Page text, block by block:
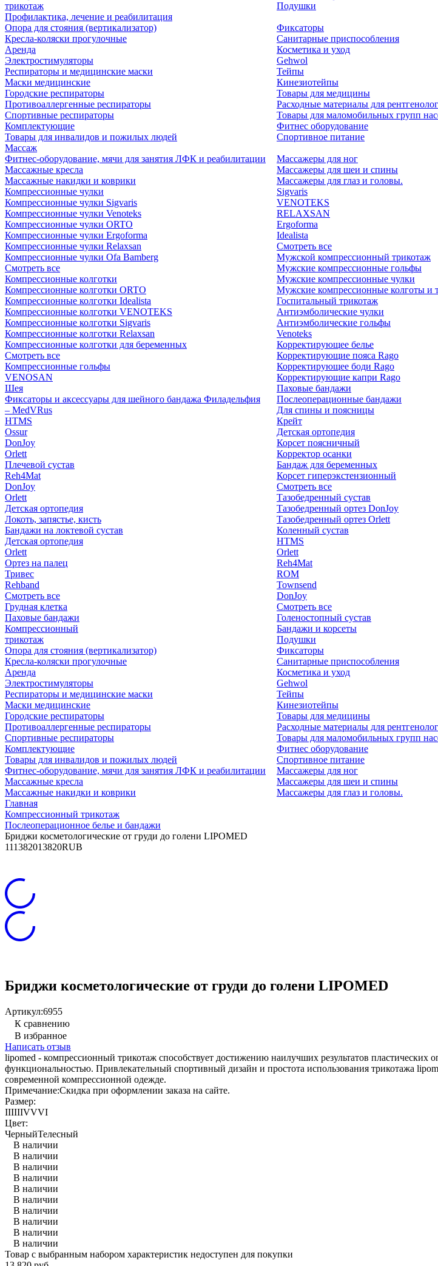
трикотаж
Подушки
Профилактика, лечение и реабилитация
Опора для стояния (вертикализатор)
Кресла-коляски прогулочные
Аренда
Электростимуляторы
Респираторы и медицинские маски
Маски медицинские
Городские респираторы
Противоаллергенные респираторы
Спортивные респираторы
Комплектующие
Товары для инвалидов и пожилых людей
Фиксаторы
Санитарные приспособления
Косметика и уход
Gehwol
Тейпы
Кинезиотейпы
Товары для медицины
Расходные материалы для
Товары для маломобильных групп
Фитнес оборудование
Спортивное питание
Массаж
Фитнес-оборудование, мячи для занятия ЛФК и реабилитации
Массажные кресла
Массажные накидки и коврики
Массажеры для ног
Массажеры для шеи и спины
Массажеры для глаз и головы.
Компрессионные чулки
Компрессионные чулки Sigvaris
Компрессионные чулки Venoteks
Компрессионные чулки ORTO
Компрессионные чулки Ergoforma
Компрессионные чулки Relaxsan
Компрессионные чулки Ofa Bamberg
Смотреть все
Компрессионные колготки
Компрессионные колготки ORTO
Компрессионные колготки Idealista
Компрессионные колготки VENOTEKS
Компрессионные колготки Sigvaris
Компрессионные колготки Relaxsan
Компрессионные колготки для беременных
Смотреть все
Компрессионные гольфы
VENOSAN
Sigvaris
VENOTEKS
RELAXSAN
Ergoforma
Idealista
Смотреть все
Мужской компрессионный трикотаж
Мужские компрессионные гольфы
Мужские компрессионные чулки
Мужские компрессионные колготы и
Госпитальный трикотаж
Антиэмболические чулки
Антиэмболические гольфы
Venoteks
Корректирующее белье
Корректирующие пояса Rago
Корректирующее боди Rago
Корректирующие капри Rago
Шея
Фиксаторы и аксессуары для шейного бандажа Филадельфия
– MedVRus
HTMS
Ossur
DonJoy
Orlett
Плечевой сустав
Reh4Mat
DonJoy
Orlett
Детская ортопедия
Локоть, запястье, кисть
Бандажи на локтевой сустав
Детская ортопедия
Orlett
Ортез на палец
Тривес
Rehband
Смотреть все
Грудная клетка
Паховые бандажи
Паховые бандажи
Послеоперационные бандажи
Для спины и поясницы
Крейт
Детская ортопедия
Корсет поясничный
Корректор осанки
Бандаж для беременных
Корсет гиперэкстензионный
Смотреть все
Тазобедренный сустав
Тазобедренный ортез DonJoy
Тазобедренный ортез Orlett
Коленный сустав
HTMS
Orlett
Reh4Mat
ROM
Townsend
DonJoy
Смотреть все
Голеностопный сустав
Компрессионный
трикотаж
Бандажи и корсеты
Подушки
Опора для стояния (вертикализатор)
Кресла-коляски прогулочные
Аренда
Электростимуляторы
Респираторы и медицинские маски
Маски медицинские
Городские респираторы
Противоаллергенные респираторы
Спортивные респираторы
Комплектующие
Товары для инвалидов и пожилых людей
Фиксаторы
Санитарные приспособления
Косметика и уход
Gehwol
Тейпы
Кинезиотейпы
Товары для медицины
Расходные материалы для
Товары для маломобильных групп
Фитнес оборудование
Спортивное питание
Фитнес-оборудование, мячи для занятия ЛФК и реабилитации
Массажные кресла
Массажные накидки и коврики
Массажеры для ног
Массажеры для шеи и спины
Массажеры для глаз и головы.
Главная
Компрессионный трикотаж
Послеоперационное белье и бандажи
Бриджи косметологические от груди до голени LIPOMED
111382013820RUB
Бриджи косметологические от груди до голени LIPOMED
Артикул:6955
К сравнению
В избранное
Написать отзыв
lipomed - компрессионный трикотаж способствует достижению наилучших результатов
функциональностью. Привлекательный спортивный дизайн и простота использования трикотажа
современной компрессионной одежде.
Примечание:Скидка при оформлении заказа на сайте.
Размер:
IIIIIIVVVI
Цвет:
ЧерныйТелесный
В наличии
В наличии
В наличии
В наличии
В наличии
В наличии
В наличии
В наличии
В наличии
В наличии
Товар с выбранным набором характеристик недоступен для покупки